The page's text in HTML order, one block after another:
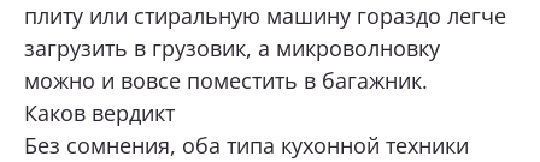
плиту или стиральную машину гораздо легче
загрузить в грузовик, а микроволновку
можно и вовсе поместить в багажник.
Каков вердикт
Без сомнения, оба типа кухонной техники